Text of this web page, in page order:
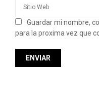
Guardar mi nombre,
para la proxima vez que